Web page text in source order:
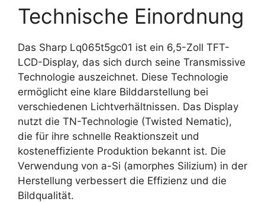
Technische Einordnung
Das Sharp Lq065t5gc01 ist ein 6,5-Zoll TFT-
LCD-Display, das sich durch seine Transmissive
Technologie auszeichnet. Diese Technologie
ermöglicht eine klare Bilddarstellung bei
verschiedenen Lichtverhältnissen. Das Display
nutzt die TN-Technologie (Twisted Nematic),
die für ihre schnelle Reaktionszeit und
kosteneffiziente Produktion bekannt ist. Die
Verwendung von a-Si (amorphes Silizium) in der
Herstellung verbessert die Effizienz und die
Bildqualität.